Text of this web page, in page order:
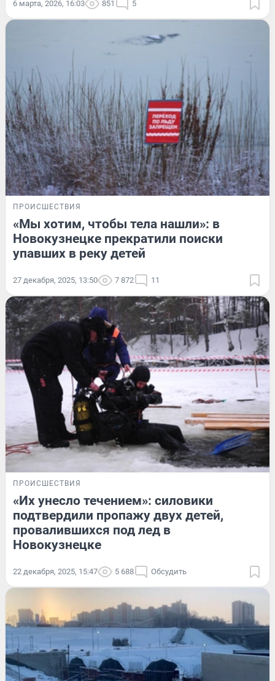
6 марта, 2026, 16:03 851 5
ПРОИСШЕСТВИЯ
«Мы хотим, чтобы тела нашли»: в
Новокузнецке прекратили поиски
упавших в реку детей
27 декабря, 2025, 13:50 7 872 11
ПРОИСШЕСТВИЯ
«Их унесло течением»: силовики
подтвердили пропажу двух детей,
провалившихся под лед в
Новокузнецке
22 декабря, 2025, 15:47 5 688 Обсудить